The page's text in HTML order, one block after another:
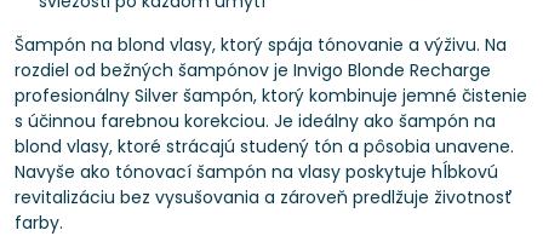
Šampón na blond vlasy, ktorý spája tónovanie a výživu. Na
rozdiel od bežných šampónov je Invigo Blonde Recharge
profesionálny Silver šampón, ktorý kombinuje jemné čistenie
s účinnou farebnou korekciou. Je ideálny ako šampón na
blond vlasy, ktoré strácajú studený tón a pôsobia unavene.
Navyše ako tónovací šampón na vlasy poskytuje hĺbkovú
revitalizáciu bez vysušovania a zároveň predlžuje životnosť
farby.